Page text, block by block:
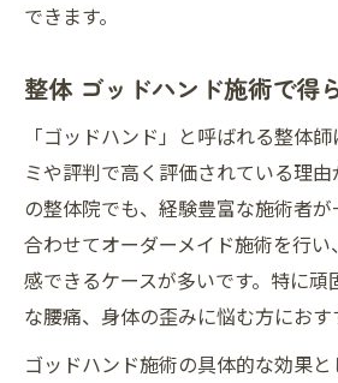
できます。
整体 ゴッドハンド施術で得
「ゴッドハンド」と呼ばれる整体
ミや評判で高く評価されている理
の整体院でも、経験豊富な施術者
合わせてオーダーメイド施術を行
感できるケースが多いです。特に頑
な腰痛、身体の歪みに悩む方におす
ゴッドハンド施術の具体的な効果